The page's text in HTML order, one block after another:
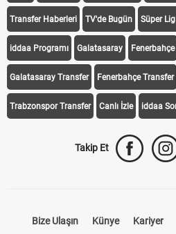
Transfer Haberleri TV'de Bugün Süper
iddaa Programı Galatasaray Fenerbahçe
Galatasaray Transfer Fenerbahçe Transfer
Trabzonspor Transfer Canlı İzle iddaa
Takip Et
Bize Ulaşın Künye Kariyer